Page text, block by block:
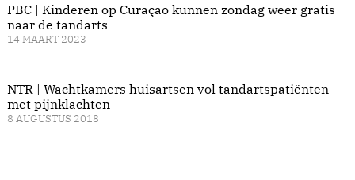
PBC | Kinderen op Curaçao kunnen zondag weer gratis
naar de tandarts
14 MAART 2023
NTR | Wachtkamers huisartsen vol tandartspatiënten
met pijnklachten
8 AUGUSTUS 2018